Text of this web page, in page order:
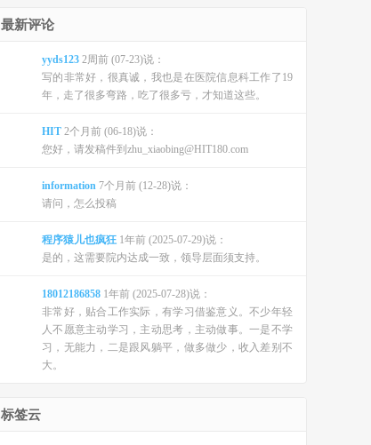
最新评论
yyds123 2周前 (07-23)说：
写的非常好，很真诚，我也是在医院信息科工作了19
年，走了很多弯路，吃了很多亏，才知道这些。
HIT 2个月前 (06-18)说：
您好，请发稿件到zhu_xiaobing@HIT180.com
information 7个月前 (12-28)说：
请问，怎么投稿
程序猿儿也疯狂 1年前 (2025-07-29)说：
是的，这需要院内达成一致，领导层面须支持。
18012186858 1年前 (2025-07-28)说：
非常好，贴合工作实际，有学习借鉴意义。不少年轻
人不愿意主动学习，主动思考，主动做事。一是不学
习，无能力，二是跟风躺平，做多做少，收入差别不
大。
标签云